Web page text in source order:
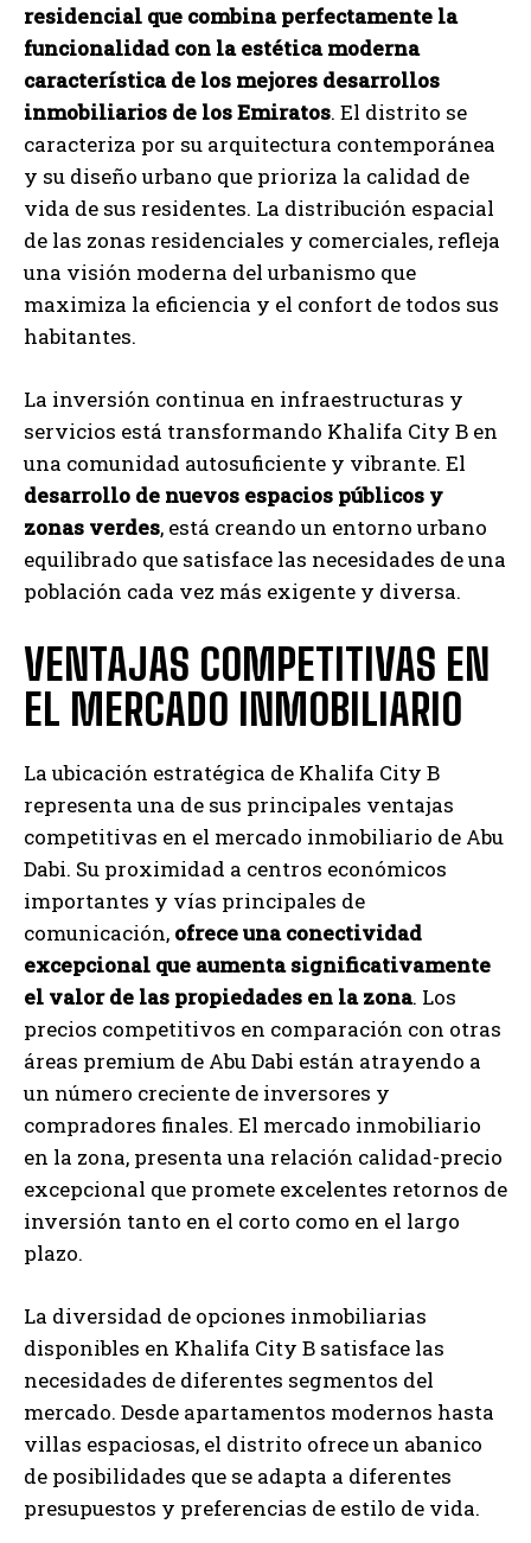
residencial que combina perfectamente la
funcionalidad con la estética moderna
característica de los mejores desarrollos
inmobiliarios de los Emiratos. El distrito se
caracteriza por su arquitectura contemporánea
y su diseño urbano que prioriza la calidad de
vida de sus residentes. La distribución espacial
de las zonas residenciales y comerciales, refleja
una visión moderna del urbanismo que
maximiza la eficiencia y el confort de todos sus
habitantes.
La inversión continua en infraestructuras y
servicios está transformando Khalifa City B en
una comunidad autosuficiente y vibrante. El
desarrollo de nuevos espacios públicos y
zonas verdes, está creando un entorno urbano
equilibrado que satisface las necesidades de una
población cada vez más exigente y diversa.
VENTAJAS COMPETITIVAS EN
EL MERCADO INMOBILIARIO
La ubicación estratégica de Khalifa City B
representa una de sus principales ventajas
competitivas en el mercado inmobiliario de Abu
Dabi. Su proximidad a centros económicos
importantes y vías principales de
comunicación, ofrece una conectividad
excepcional que aumenta significativamente
el valor de las propiedades en la zona. Los
precios competitivos en comparación con otras
áreas premium de Abu Dabi están atrayendo a
un número creciente de inversores y
compradores finales. El mercado inmobiliario
en la zona, presenta una relación calidad-precio
excepcional que promete excelentes retornos de
inversión tanto en el corto como en el largo
plazo.
La diversidad de opciones inmobiliarias
disponibles en Khalifa City B satisface las
necesidades de diferentes segmentos del
mercado. Desde apartamentos modernos hasta
villas espaciosas, el distrito ofrece un abanico
de posibilidades que se adapta a diferentes
presupuestos y preferencias de estilo de vida.